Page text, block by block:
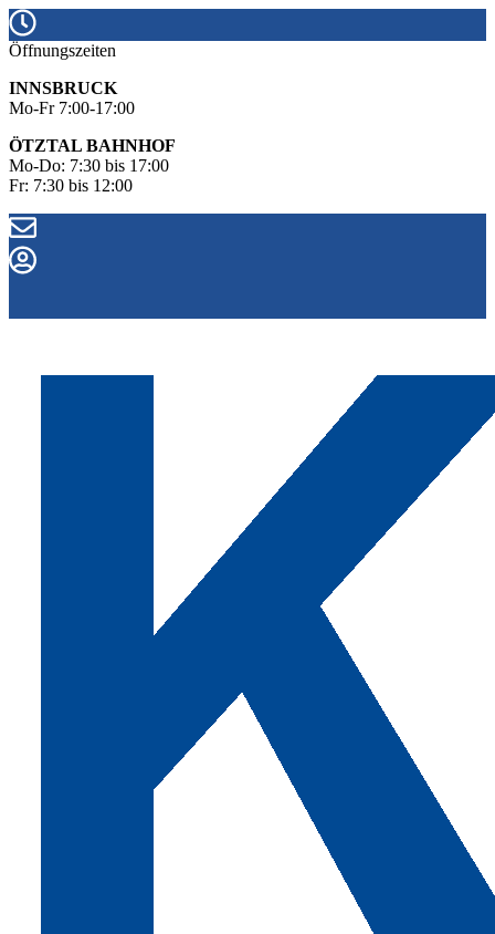
Öffnungszeiten
INNSBRUCK
Mo-Fr 7:00-17:00
ÖTZTAL BAHNHOF
Mo-Do: 7:30 bis 17:00
Fr: 7:30 bis 12:00